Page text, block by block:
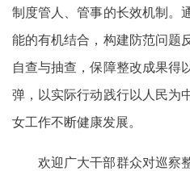
制度管人、管事的长效机制。
能的有机结合，构建防范问题
自查与抽查，保障整改成果得
弹，以实际行动践行以人民为
女工作不断健康发展。
欢迎广大干部群众对巡察